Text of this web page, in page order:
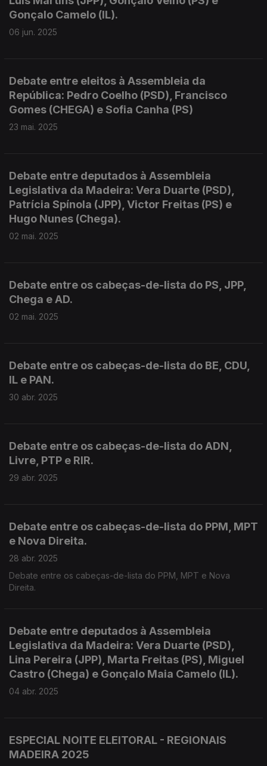
Gonçalo Camelo (IL).
06 jun. 2025
Debate entre eleitos à Assembleia da
República: Pedro Coelho (PSD), Francisco
Gomes (CHEGA) e Sofia Canha (PS)
23 mai. 2025
Debate entre deputados à Assembleia
Legislativa da Madeira: Vera Duarte (PSD),
Patrícia Spínola (JPP), Victor Freitas (PS) e
Hugo Nunes (Chega).
02 mai. 2025
Debate entre os cabeças-de-lista do PS, JPP,
Chega e AD.
02 mai. 2025
Debate entre os cabeças-de-lista do BE, CDU,
IL e PAN.
30 abr. 2025
Debate entre os cabeças-de-lista do ADN,
Livre, PTP e RIR.
29 abr. 2025
Debate entre os cabeças-de-lista do PPM, MPT
e Nova Direita.
28 abr. 2025
Debate entre os cabeças-de-lista do PPM, MPT e Nova
Direita.
Debate entre deputados à Assembleia
Legislativa da Madeira: Vera Duarte (PSD),
Lina Pereira (JPP), Marta Freitas (PS), Miguel
Castro (Chega) e Gonçalo Maia Camelo (IL).
04 abr. 2025
ESPECIAL NOITE ELEITORAL - REGIONAIS
MADEIRA 2025